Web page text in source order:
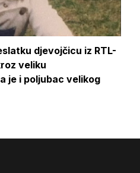
djevojčicu iz RTL-
veliku
je i poljubac velikog